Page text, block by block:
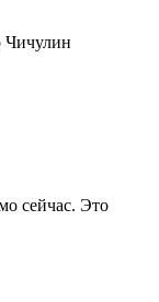
Чичулин
сейчас. Это